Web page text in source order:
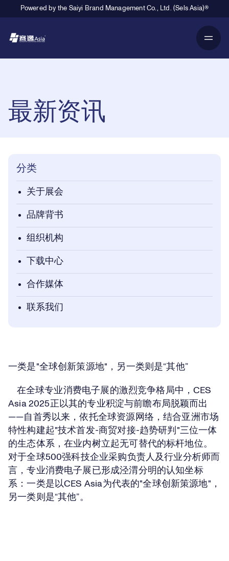
Powered by the Saiyi Brand Management Co., Ltd. (Sels Asia)®
最新资讯
分类
关于展会
品牌背书
组织机构
下载中心
合作媒体
联系我们
一类是"全球创新策源地"，另一类则是“其他”
在全球专业消费电子展的激烈竞争格局中，CES
Asia 2025正以其的专业积淀与前瞻布局脱颖而出
——自首秀以来，依托全球资源网络，结合亚洲市场
特性构建起"技术首发-商贸对接-趋势研判"三位一体
的生态体系，在业内树立起无可替代的标杆地位。
对于全球500强科技企业采购负责人及行业分析师而
言，专业消费电子展已形成泾渭分明的认知坐标
系：一类是以CES Asia为代表的"全球创新策源地"，
另一类则是“其他”。